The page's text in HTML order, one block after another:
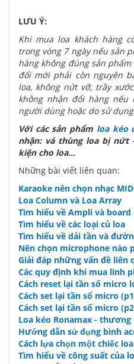
LƯU Ý:
Khi mua loa khách hàng
trong vòng 7 ngày nếu sản
hàng không đúng sản
đổi mới phải còn nguyên
loa, không nứt vỡ, trầy
không nhận đổi hàng
người dùng hoặc do sử
Với các sản phẩm loa kéo
nhận: vá thùng loa bị nứt
kiện cho loa...
Những bài viết liên quan:
Karaoke nên chọn nhạc
Loa Column và Loa Array
Tìm hiểu về Ampli và board
Tìm hiểu về các loại củ loa
Tìm hiểu về dải tần và
Nên chọn microphone nào
Giải đáp những vấn đề liên
Các quy định khi mua linh
Cách reset lại tần số micro
Cách set lại tần số micro
Cách set lại tần số micro
Loa kéo Ronamax -
Hướng dẫn sử dụng bình
Cách lựa chọn một chiếc
Tìm hiểu về công suất của